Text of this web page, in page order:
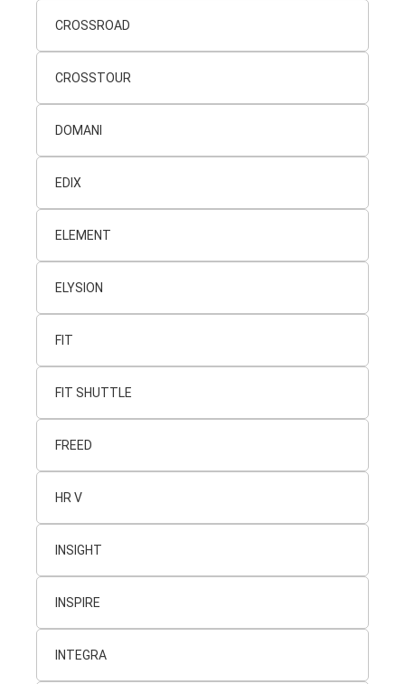
CROSSROAD
CROSSTOUR
DOMANI
EDIX
ELEMENT
ELYSION
FIT
FIT SHUTTLE
FREED
HR V
INSIGHT
INSPIRE
INTEGRA